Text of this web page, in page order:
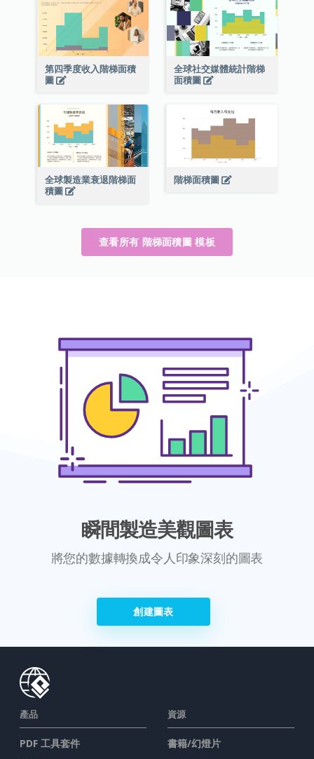
第四季度收入階梯面積
圖
全球社交媒體統計階梯
面積圖
全球製造業衰退階梯面
積圖
階梯面積圖
查看所有 階梯面積圖 模板
瞬間製造美觀圖表
將您的數據轉換成令人印象深刻的圖表
創建圖表
產品
PDF 工具套件
資源
書籍/幻燈片